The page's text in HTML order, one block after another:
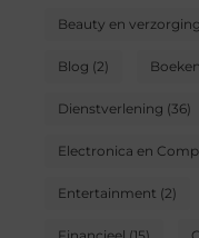
Beauty en verzorging
Blog (2)
Dienstverlening (36)
Electronica en
Entertainment (2)